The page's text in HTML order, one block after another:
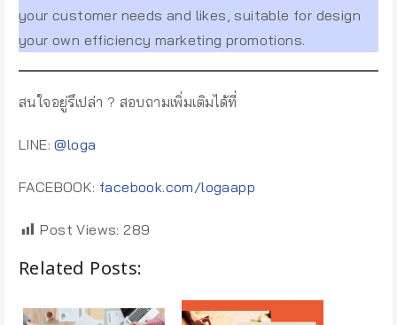
your customer needs and likes, suitable for design
your own efficiency marketing promotions.
สนใจอยู่รึเปล่า ? สอบถามเพิ่มเติมได้ที่
LINE:@loga
FACEBOOK: facebook.com/logaapp
Post Views: 289
Related Posts: